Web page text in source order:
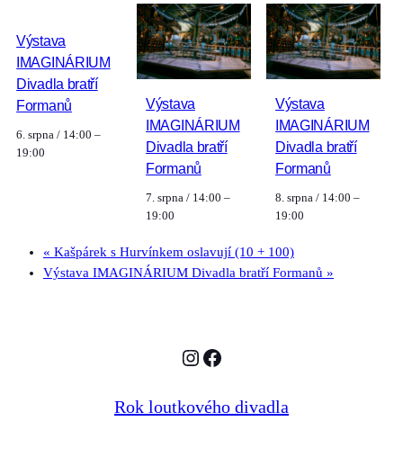
Výstava
IMAGINÁRIUM
Divadla bratří
Formanů
6. srpna / 14:00 –
19:00
Výstava
IMAGINÁRIUM
Divadla bratří
Formanů
7. srpna / 14:00 –
19:00
Výstava
IMAGINÁRIUM
Divadla bratří
Formanů
8. srpna / 14:00 –
19:00
« Kašpárek s Hurvínkem oslavují (10 + 100)
Výstava IMAGINÁRIUM Divadla bratří Formanů »
Instagram
Facebook
Rok loutkového divadla